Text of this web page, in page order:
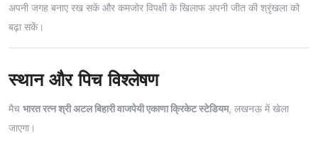
अपनी जगह बनाए रख सकें और कमजोर विपक्षी के खिलाफ अपनी जीत की श्रृंखला को
बढ़ा सकें।
स्थान और पिच विश्लेषण
मैच भारत रत्न श्री अटल बिहारी वाजपेयी एकाणा क्रिकेट स्टेडियम, लखनऊ में खेला
जाएगा।